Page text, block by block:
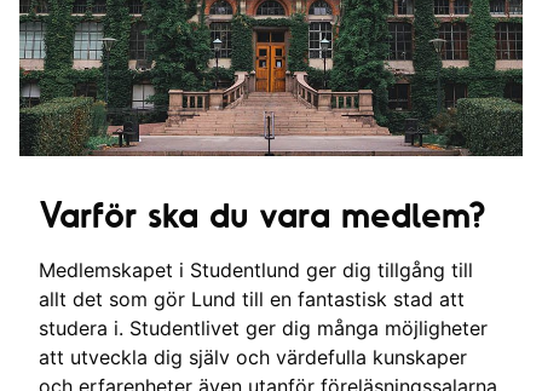
Varför ska du vara medlem?
Medlemskapet i Studentlund ger dig tillgång till
allt det som gör Lund till en fantastisk stad att
studera i. Studentlivet ger dig många möjligheter
att utveckla dig själv och värdefulla kunskaper
och erfarenheter även utanför föreläsningssalarna.